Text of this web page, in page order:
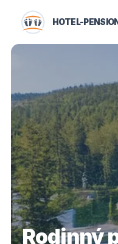
HOTEL-
Rodinný